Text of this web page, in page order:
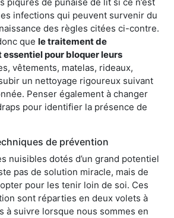
infections qui peuvent survenir du
des règles citées ci-contre.
que le traitement de
essentiel pour bloquer leurs
vêtements, matelas, rideaux,
un nettoyage rigoureux suivant
Penser également à changer
pour identifier la présence de
de prévention
nuisibles dotés d’un grand potentiel
pas de solution miracle, mais de
pour les tenir loin de soi. Ces
sont réparties en deux volets à
à suivre lorsque nous sommes en